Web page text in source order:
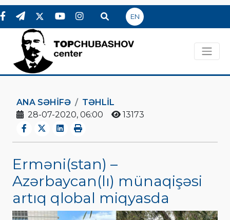
EN
ANA SƏHIFƏ
TƏHLİL
28-07-2020, 06:00
13173
Erməni(stan) –
Azərbaycan(lı) münaqişəsi
artıq qlobal miqyasda